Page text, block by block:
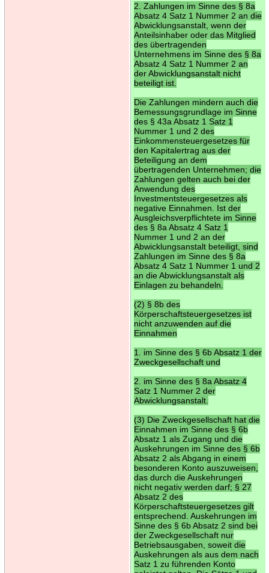
2. Zahlungen im Sinne des § 8a
Absatz 4 Satz 1 Nummer 2 an die
Abwicklungsanstalt, wenn der
Anteilsinhaber oder das Mitglied
des übertragenden
Unternehmens im Sinne des § 8a
Absatz 4 Satz 1 Nummer 2 an
der Abwicklungsanstalt nicht
beteiligt ist.
Die Zahlungen mindern auch die
Bemessungsgrundlage im Sinne
des § 43a Absatz 1 Satz 1
Nummer 1 und 2 des
Einkommensteuergesetzes für
den Kapitalertrag aus der
Beteiligung an dem
übertragenden Unternehmen; die
Zahlungen gelten auch bei der
Anwendung des
Investmentsteuergesetzes als
negative Einnahmen. Ist der
Ausgleichsverpflichtete im Sinne
des § 8a Absatz 4 Satz 1
Nummer 1 und 2 an der
Abwicklungsanstalt beteiligt, sind
Zahlungen im Sinne des § 8a
Absatz 4 Satz 1 Nummer 1 und 2
an die Abwicklungsanstalt als
Einlagen zu behandeln.
(2) § 8b des
Körperschaftsteuergesetzes ist
nicht anzuwenden auf die
Einnahmen
1. im Sinne des § 6b Absatz 1 der
Zweckgesellschaft und
2. im Sinne des § 8a Absatz 4
Satz 1 Nummer 2 der
Abwicklungsanstalt.
(3) Die Zweckgesellschaft hat die
Einnahmen im Sinne des § 6b
Absatz 1 als Zugang und die
Auskehrungen im Sinne des § 6b
Absatz 2 als Abgang in einem
besonderen Konto auszuweisen,
das durch die Auskehrungen
nicht negativ werden darf; § 27
Absatz 2 des
Körperschaftsteuergesetzes gilt
entsprechend. Auskehrungen im
Sinne des § 6b Absatz 2 sind bei
der Zweckgesellschaft nur
Betriebsausgaben, soweit die
Auskehrungen als aus dem nach
Satz 1 zu führenden Konto